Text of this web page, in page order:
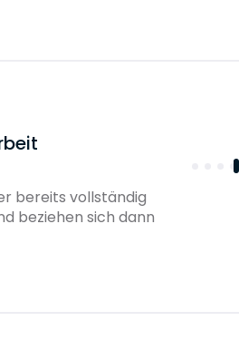
bereits vollständig
beziehen sich dann